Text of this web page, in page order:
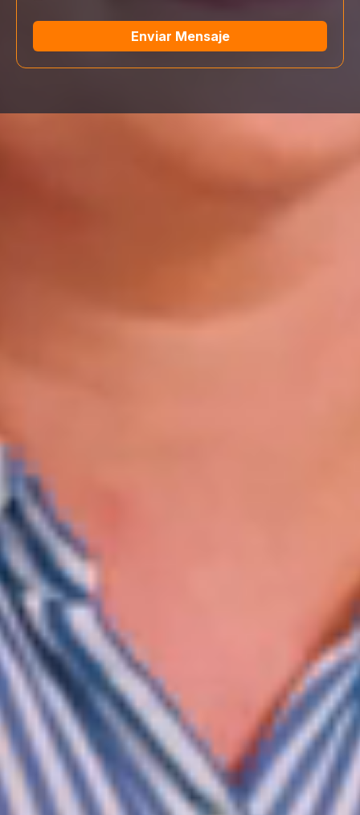
Enviar Mensaje
WhatsApp Asesoría SEO
🌐 Agencia de Marketing Digital, SEO &
IA | SeoImpacto
Servicios de Posicionamiento
🚀Posicionamiento Web SEO con IA
📍
SEO Local & Google My Business
💻Diseño Web de Alto Impacto
📊
Pauta Digital & Google Ads
Sedes & Cobertura Internacional
🇨🇴Colombia (Bogotá, Medellín, Cali, Armenia)